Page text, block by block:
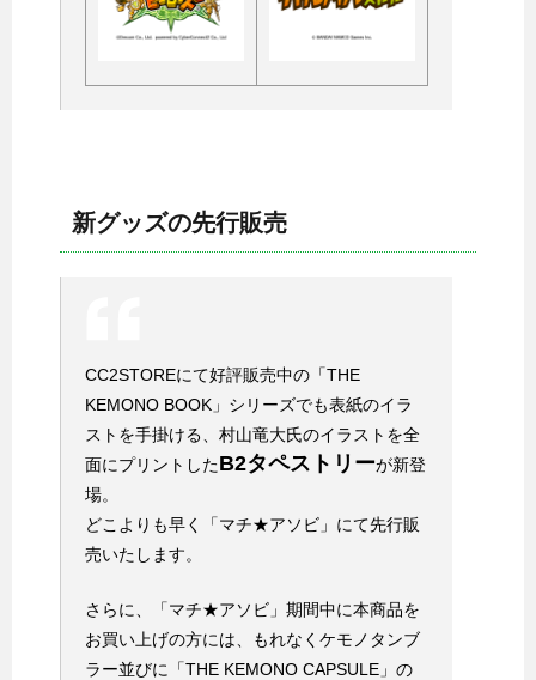
新グッズの先行販売
CC2STOREにて好評販売中の「THE
KEMONO BOOK」シリーズでも表紙のイラ
ストを手掛ける、村山竜大氏のイラストを全
面にプリントしたB2タペストリーが新登
場。
どこよりも早く「マチ★アソビ」にて先行販
売いたします。
さらに、「マチ★アソビ」期間中に本商品を
お買い上げの方には、もれなくケモノタンブ
ラー並びに「THE KEMONO CAPSULE」の